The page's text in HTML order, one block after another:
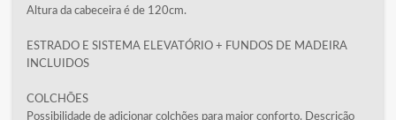
Altura da cabeceira é de 120cm.
ESTRADO E SISTEMA ELEVATÓRIO + FUNDOS DE MADEIRA
INCLUIDOS
COLCHÕES
Possibilidade de adicionar colchões para maior conforto. Descrição